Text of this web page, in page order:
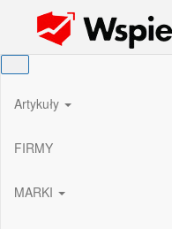
Wspieram Rozwój PL
Artykuły
FIRMY
MARKI